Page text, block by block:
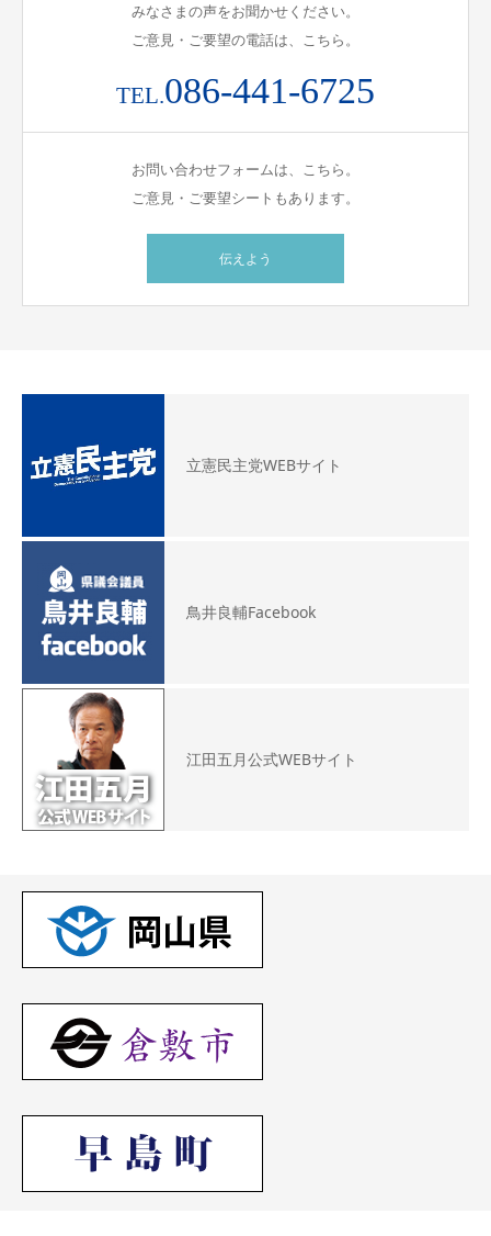
みなさまの声をお聞かせください。
ご意見・ご要望の電話は、こちら。
TEL.086-441-6725
お問い合わせフォームは、こちら。
ご意見・ご要望シートもあります。
伝えよう
立憲民主党WEBサイト
鳥井良輔Facebook
江田五月公式WEBサイト